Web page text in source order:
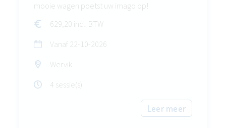
mooie wagen poetst uw imago op!
629,20 incl. BTW
Vanaf 22-10-2026
Wervik
4 sessie(s)
Leer meer